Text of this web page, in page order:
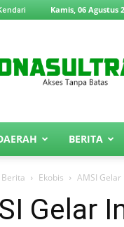
Kamis, 06 Agustus
BERITA
Berita Ekobis AMSI
Gelar